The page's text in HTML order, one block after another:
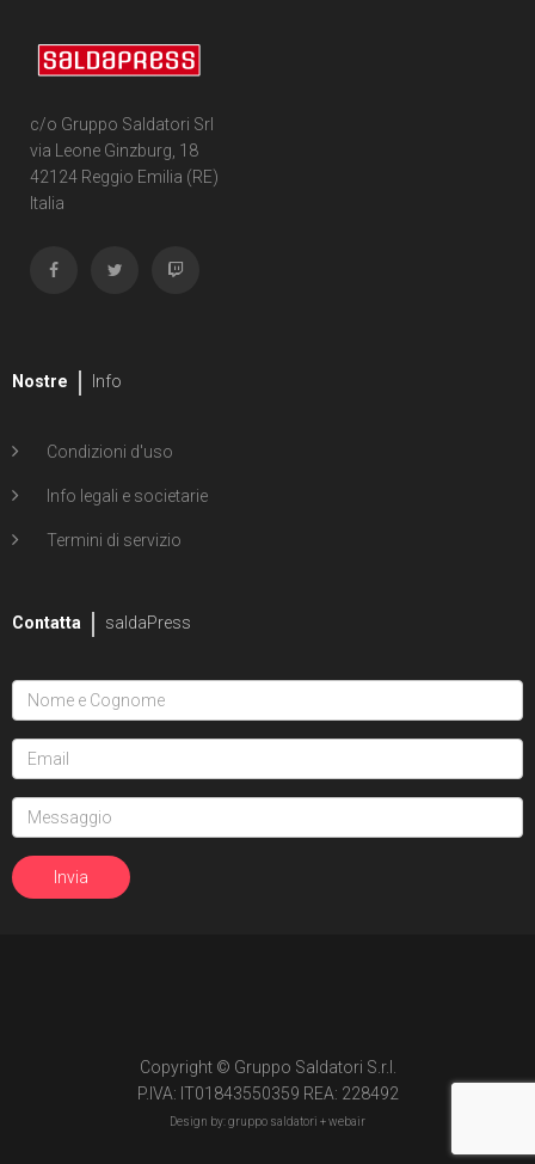
c/o Gruppo Saldatori Srl
via Leone Ginzburg, 18
42124 Reggio Emilia (RE)
Italia
Nostre Info
Condizioni d'uso
Info legali e societarie
Termini di servizio
Contatta saldaPress
Copyright © Gruppo Saldatori S.r.l.
P.IVA: IT01843550359 REA: 228492
Design by: gruppo saldatori +webair